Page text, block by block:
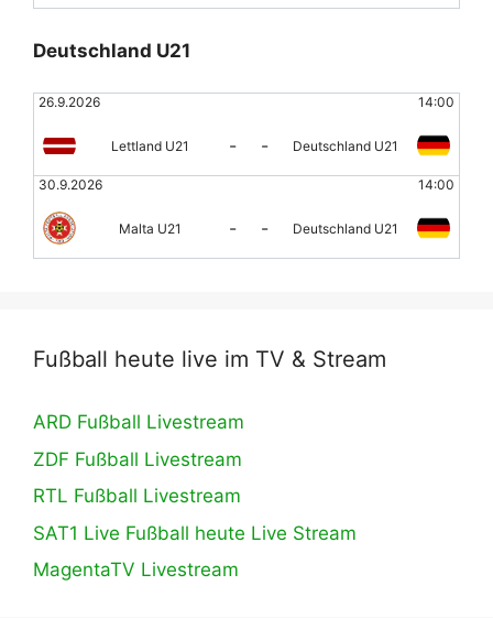
Deutschland U21
26.9.2026 14:00
Lettland U21 - - Deutschland U21
30.9.2026 14:00
Malta U21 - - Deutschland U21
Fußball heute live im TV & Stream
ARD Fußball Livestream
ZDF Fußball Livestream
RTL Fußball Livestream
SAT1 Live Fußball heute Live Stream
MagentaTV Livestream